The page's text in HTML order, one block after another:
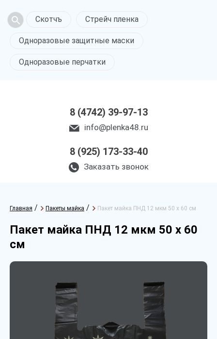
Скотчъ Стрейч пленка
Одноразовые защитные маски
Одноразовые перчатки
8 (4742) 39-97-13
info@plenka48.ru
8 (925) 173-33-40
Заказать звонок
Главная / Пакеты майка / Пакет майка ПНД 12 мкм 50 х 60 см
Пакет майка ПНД 12 мкм 50 х 60
см